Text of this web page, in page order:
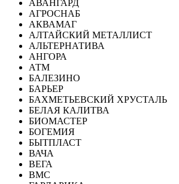
АВАНГАРД
АГРОСНАБ
АКВАМАГ
АЛТАЙСКИЙ МЕТАЛЛИСТ
АЛЬТЕРНАТИВА
АНГОРА
АТМ
БАЛЕЗИНО
БАРЬЕР
БАХМЕТЬЕВСКИЙ ХРУСТАЛЬ
БЕЛАЯ КАЛИТВА
БИОМАСТЕР
БОГЕМИЯ
БЫТПЛАСТ
ВАЧА
ВЕГА
ВМС